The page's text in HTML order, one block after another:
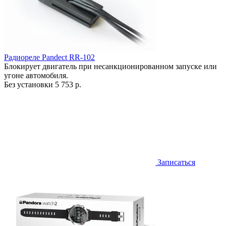
Радиореле Pandect RR-102
Блокирует двигатель при несанкционированном запуске или
угоне автомобиля.
Без установки 5 753 р.
Записаться